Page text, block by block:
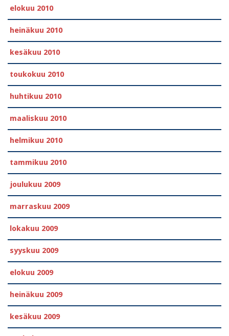
elokuu 2010
heinäkuu 2010
kesäkuu 2010
toukokuu 2010
huhtikuu 2010
maaliskuu 2010
helmikuu 2010
tammikuu 2010
joulukuu 2009
marraskuu 2009
lokakuu 2009
syyskuu 2009
elokuu 2009
heinäkuu 2009
kesäkuu 2009